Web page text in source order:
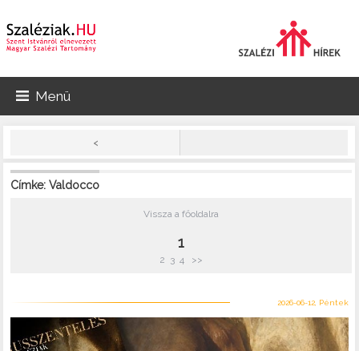
Menü
<
Címke: Valdocco
Vissza a főoldalra
1
2 3 4 >>
2026-06-12, Péntek